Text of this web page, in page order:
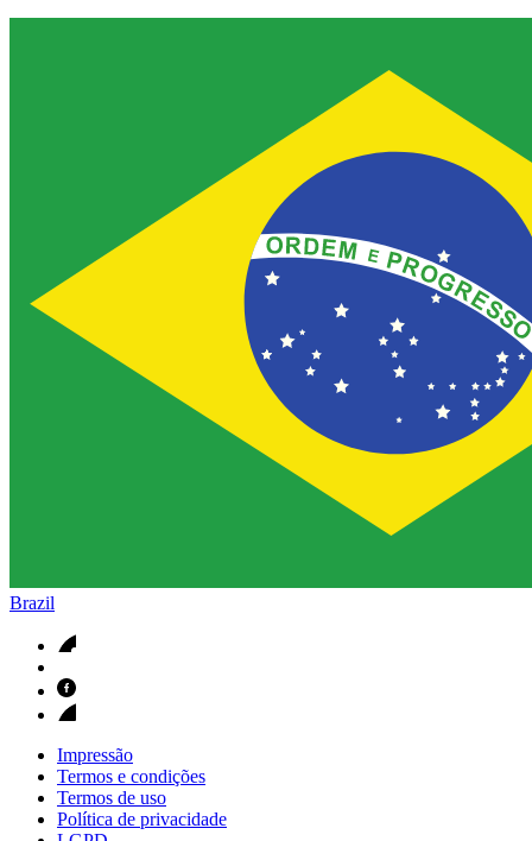
Educação continuada para profissionais da saúde. Acesse a
Brazil
Impressão
Termos e condições
Termos de uso
Política de privacidade